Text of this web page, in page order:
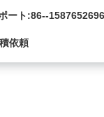
ート:86--
依頼